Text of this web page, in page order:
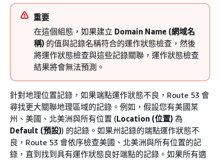
重要
在這個組態，如果建立 Domain Name (網域名
稱) 的值與記錄名稱符合的運作狀態檢查，然後
將運作狀態檢查與這些記錄關聯，運作狀態檢查
結果將會無法預測。
針對地理位置記錄，如果端點運作狀態不良，Route 53 會
尋找更大關聯地理區域的記錄。例如，假設您有美國某
州、美國、北美洲與所有位置 (Location (位置) 為
Default (預設)) 的記錄。如果州記錄的端點運作狀態不
良，Route 53 會依序檢查美國、北美洲與所有位置的記
錄，直到找到具有運作狀態良好端點的記錄。如果所有適